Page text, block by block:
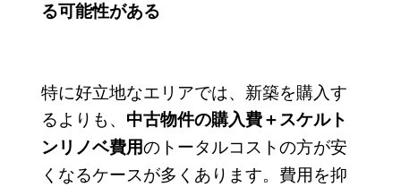
る可能性がある
特に好立地なエリアでは、新築を購入す
るよりも、 中古物件の購入費＋スケルト
ンリノベ費用のトータルコストの方が安
くなるケースが多くあります。費用を抑